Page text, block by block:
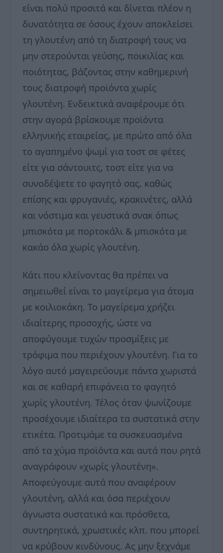
είναι πολύ προσιτά και δίνεται πλέον η
δυνατότητα σε όσους έχουν αποκλείσει
τη γλουτένη από τη διατροφή τους να
μην στερούνται γεύσης, ποικιλίας και
ποιότητας, βάζοντας στην καθημερινή
τους διατροφή προϊόντα χωρίς
γλουτένη. Ενδεικτικά αναφέρουμε ότι
στην αγορά βρίσκουμε προϊόντα
ελληνικής εταιρείας, με πρώτο από όλα
το αγαπημένο ψωμί για τοστ σε φέτες
είτε για σάντουιτς, τοστ είτε για να
συνοδέψετε το φαγητό σας, καθώς
επίσης και φρυγανιές, κρακινέτες, αλλά
και νόστιμα και γευστικά σνακ όπως
μπισκότα με πορτοκάλι & μπισκότα με
κακάο όλα χωρίς γλουτένη.
Κάτι που κλείνοντας θα πρέπει να
σημειωθεί είναι το μαγείρεμα για άτομα
με κοιλιοκάκη. Το μαγείρεμα χρήζει
ιδιαίτερης προσοχής, ώστε να
αποφύγουμε τυχών προσμίξεις με
τρόφιμα που περιέχουν γλουτένη. Για το
λόγο αυτό μαγειρεύουμε πάντα χωριστά
και σε καθαρή επιφάνεια το φαγητό
χωρίς γλουτένη. Τέλος όταν ψωνίζουμε
προσέχουμε ιδιαίτερα τα συστατικά στην
ετικέτα. Προτιμάμε τα συσκευασμένα
από τα χύμα προϊόντα και αυτά που ρητά
αναγράφουν «χωρίς γλουτένη».
Αποφεύγουμε αυτά που αναφέρουν
γλουτένη, αλλά και όσα περιέχουν
άγνωστα συστατικά και πρόσθετα,
συντηρητικά, χρωστικές κλπ. που μπορεί
να κρύβουν κινδύνους. Ας μην ξεχνάμε